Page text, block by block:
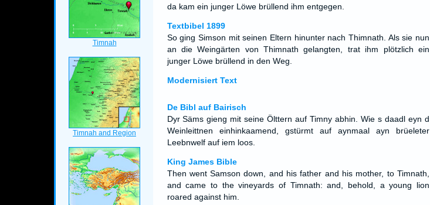
da kam ein junger Löwe brüllend ihm entgegen.
Textbibel 1899
So ging Simson mit seinen Eltern hinunter nach Thimnath. Als sie nun
an die Weingärten von Thimnath gelangten, trat ihm plötzlich ein
junger Löwe brüllend in den Weg.
Modernisiert Text
De Bibl auf Bairisch
Dyr Säms gieng mit seine Ölttern auf Timny abhin. Wie s daadl eyn d
Weinleittnen einhinkaamend, gstürmt auf aynmaal ayn brüeleter
Leebnwelf auf iem loos.
King James Bible
Then went Samson down, and his father and his mother, to Timnath,
and came to the vineyards of Timnath: and, behold, a young lion
roared against him.